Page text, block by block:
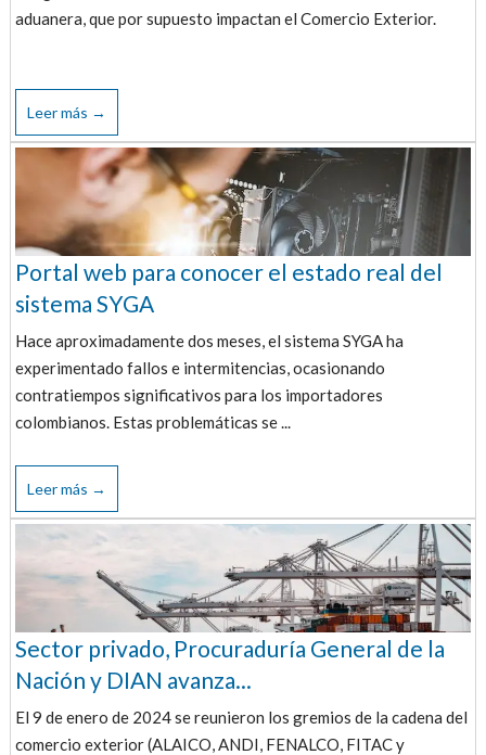
aduanera, que por supuesto impactan el Comercio Exterior.
Leer más →
Portal web para conocer el estado real del
sistema SYGA
Hace aproximadamente dos meses, el sistema SYGA ha
experimentado fallos e intermitencias, ocasionando
contratiempos significativos para los importadores
colombianos. Estas problemáticas se ...
Leer más →
Sector privado, Procuraduría General de la
Nación y DIAN avanza...
El 9 de enero de 2024 se reunieron los gremios de la cadena del
comercio exterior (ALAICO, ANDI, FENALCO, FITAC y